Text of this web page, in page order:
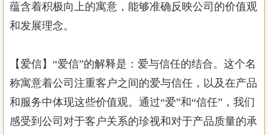
蕴含着积极向上的寓意，能够准确反映公司的价值观
和发展理念。
【爱信】“爱信”的解释是：爱与信任的结合。这个名
称寓意着公司注重客户之间的爱与信任，以及在产品
和服务中体现这些价值观。通过“爱”和“信任”，我们
感受到公司对于客户关系的珍视和对于产品质量的承